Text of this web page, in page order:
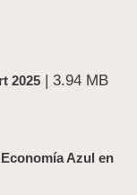
2025 | 3.94 MB
Azul en